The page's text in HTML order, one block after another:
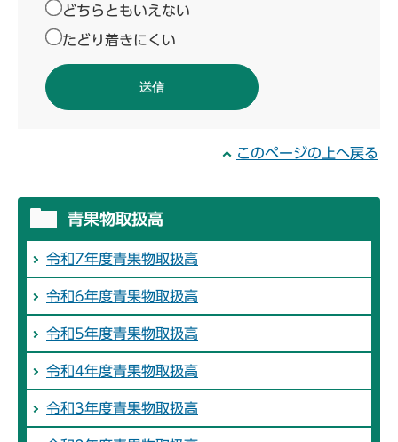
どちらともいえない
たどり着きにくい
このページの上へ戻る
青果物取扱高
令和7年度青果物取扱高
令和6年度青果物取扱高
令和5年度青果物取扱高
令和4年度青果物取扱高
令和3年度青果物取扱高